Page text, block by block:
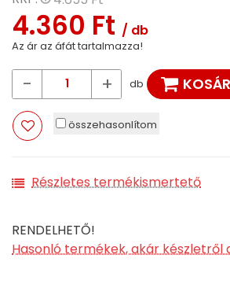
4.360 Ft / db
Az ár az áfát tartalmazza!
- + db
összehasonlítom
Részletes termékismertető
RENDELHETŐ!
Hasonló termékek, akár készletről